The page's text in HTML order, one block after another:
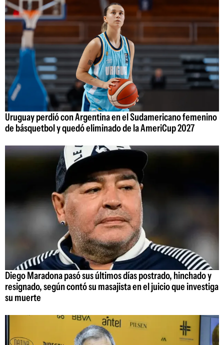
Uruguay perdió con Argentina en el Sudamericano femenino
de básquetbol y quedó eliminado de la AmeriCup 2027
Diego Maradona pasó sus últimos días postrado, hinchado y
resignado, según contó su masajista en el juicio que investiga
su muerte